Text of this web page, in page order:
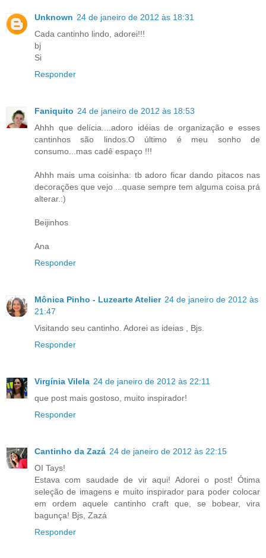
Unknown 24 de janeiro de 2012 às 18:31
Cada cantinho lindo, adorei!!!
bj
Si
Responder
Faniquito 24 de janeiro de 2012 às 18:53
Ahhh que delícia....adoro idéias de organização e esses
cantinhos são lindos.O último é meu sonho de
consumo...mas cadê espaço !!!
Ahhh mais uma coisinha: tb adoro ficar dando pitacos nas
decorações que vejo ...quase sempre tem alguma coisa prá
alterar.:)
Beijinhos
Ana
Responder
Mônica Pinho - Luzearte Atelier 24 de janeiro de 2012 às
21:47
Visitando seu cantinho. Adorei as ideias , Bjs.
Responder
Virgínia Vilela 24 de janeiro de 2012 às 22:11
que post mais gostoso, muito inspirador!
Responder
Cantinho da Zazá 24 de janeiro de 2012 às 22:15
OI Tays!
Estava com saudade de vir aqui! Adorei o post! Ótima
seleção de imagens e muito inspirador para poder colocar
em ordem aquele cantinho craft que, se bobear, vira
bagunça! Bjs, Zazá
Responder